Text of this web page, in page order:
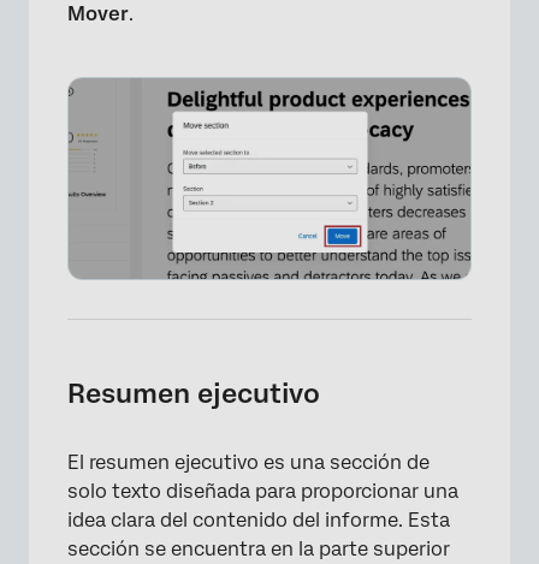
×
Mover.
Resumen ejecutivo
El resumen ejecutivo es una sección de
solo texto diseñada para proporcionar una
idea clara del contenido del informe. Esta
sección se encuentra en la parte superior